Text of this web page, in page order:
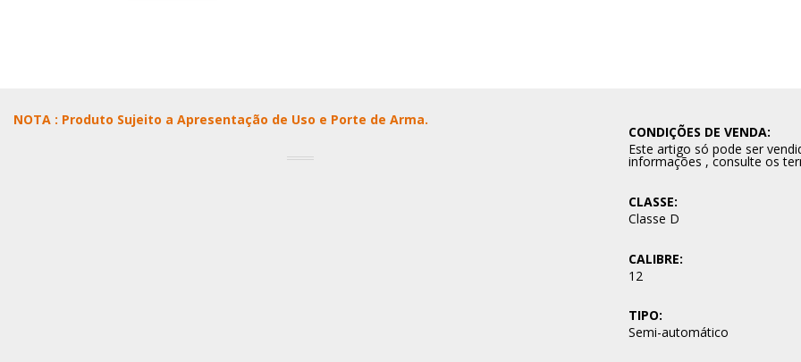
NOTA : Produto Sujeito a Apresentação de Uso e Porte de Arma.
CONDIÇÕES DE VENDA:
Este artigo só pode ser
informações , consulte os
CLASSE:
Classe D
CALIBRE:
12
TIPO:
Semi-automático